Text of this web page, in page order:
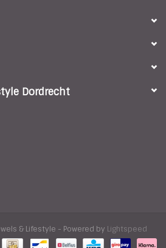
Dordrecht
& Lifestyle - Powered by Lightspeed